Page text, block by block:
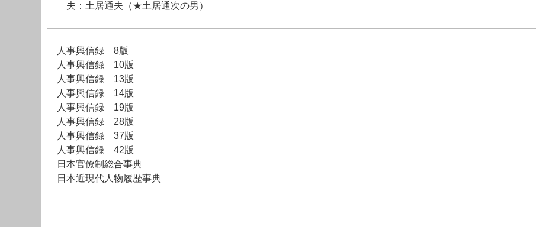
夫：土居通夫（★土居通次の男）
人事興信録 8版
人事興信録 10版
人事興信録 13版
人事興信録 14版
人事興信録 19版
人事興信録 28版
人事興信録 37版
人事興信録 42版
日本官僚制総合事典
日本近現代人物履歴事典